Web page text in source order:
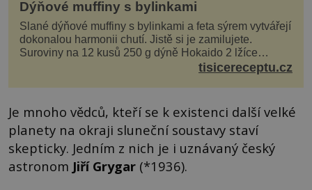
Dýňové muffiny s bylinkami
Slané dýňové muffiny s bylinkami a feta sýrem vytvářejí
dokonalou harmonii chutí. Jistě si je zamilujete.
Suroviny na 12 kusů 250 g dýně Hokaido 2 lžíce
olivového oleje sůl, pepř hrst nasekaných špen...
tisicereceptu.cz
Je mnoho vědců, kteří se k existenci další velké
planety na okraji sluneční soustavy staví
skepticky. Jedním z nich je i uznávaný český
astronom Jiří Grygar (*1936).